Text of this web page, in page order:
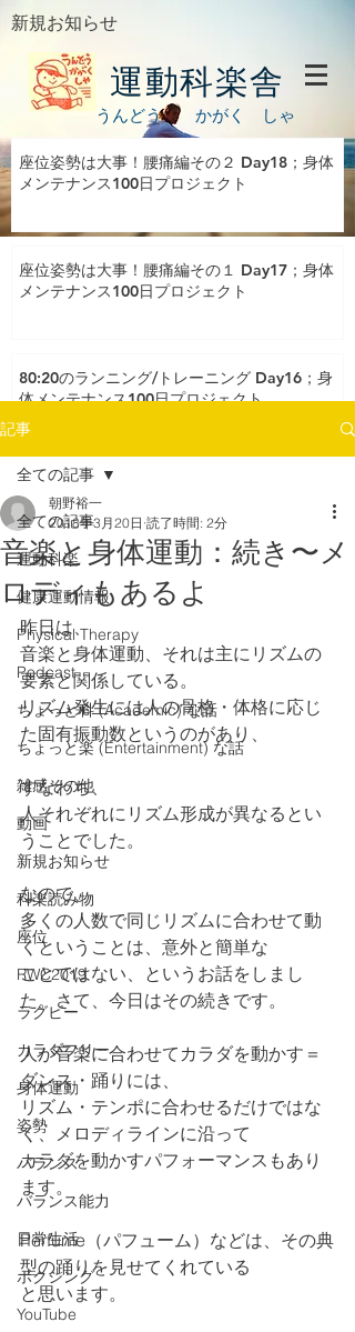
新規お知らせ
運動科楽舎
うんどう かがく しゃ
座位姿勢は大事！腰痛編その２ Day18；身体
メンテナンス100日プロジェクト
座位姿勢は大事！腰痛編その１ Day17；身体
メンテナンス100日プロジェクト
80:20のランニング/トレーニング Day16；身
体メンテナンス100日プロジェクト
記事
全ての記事
運動科楽
健康運動情報
Physical Therapy
Podcast
ちょっと科 (Academic) な話
ちょっと楽 (Entertainment) な話
雑感その他
動画
新規お知らせ
科楽読み物
座位
RWC2019
ラグビー
カラダフリー
身体運動
姿勢
バランス
バランス能力
日常生活
ボクシング
YouTube
全ての記事
音楽と身体運動：続き〜メ
ロディもあるよ
朝野裕一
2018年3月20日 読了時間: 2分
昨日は、
音楽と身体運動、それは主にリズムの
要素と関係している。
リズム発生には人の骨格・体格に応じ
た固有振動数というのがあり、
すなわち、
人それぞれにリズム形成が異なるとい
うことでした。
なので、
多くの人数で同じリズムに合わせて動
くということは、意外と簡単な
ことではない、というお話をしまし
た。さて、今日はその続きです。
人が音楽に合わせてカラダを動かす＝
ダンス・踊りには、
リズム・テンポに合わせるだけではな
く、メロディラインに沿って
カラダを動かすパフォーマンスもあり
ます。
Perfume（パフューム）などは、その典
型の踊りを見せてくれている
と思います。